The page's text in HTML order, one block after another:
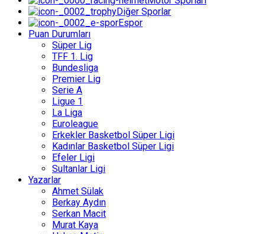
Diğer Sporlar
Espor
Puan Durumları
Süper Lig
TFF 1. Lig
Bundesliga
Premier Lig
Serie A
Ligue 1
La Liga
Euroleague
Erkekler Basketbol Süper Ligi
Kadınlar Basketbol Süper Ligi
Efeler Ligi
Sultanlar Ligi
Yazarlar
Ahmet Sülak
Berkay Aydın
Serkan Macit
Murat Kaya